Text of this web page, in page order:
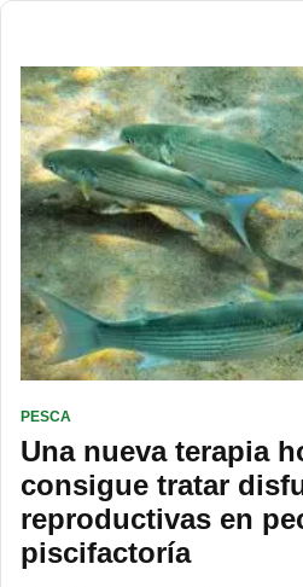
PESCA
Una nueva terapia
consigue tratar
reproductivas en
piscifactoría